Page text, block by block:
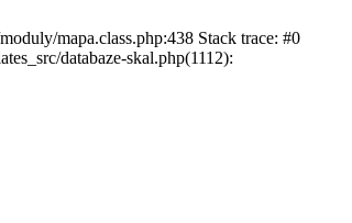
mapa.class.php:438 Stack trace: #0
databaze-skal.php(1112):